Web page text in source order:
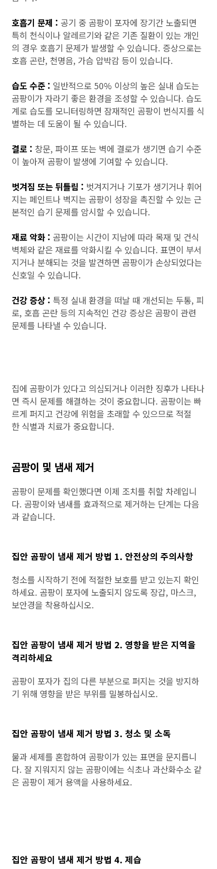
호흡기 문제 : 공기 중 곰팡이 포자에 장기간 노출되면
특히 천식이나 알레르기와 같은 기존 질환이 있는 개인
의 경우 호흡기 문제가 발생할 수 있습니다. 증상으로는
호흡 곤란, 천명음, 가슴 압박감 등이 있습니다.
습도 수준 : 일반적으로 50% 이상의 높은 실내 습도는
곰팡이가 자라기 좋은 환경을 조성할 수 있습니다. 습도
계로 습도를 모니터링하면 잠재적인 곰팡이 번식지를 식
별하는 데 도움이 될 수 있습니다.
결로 : 창문, 파이프 또는 벽에 결로가 생기면 습기 수준
이 높아져 곰팡이 발생에 기여할 수 있습니다.
벗겨짐 또는 뒤틀림 : 벗겨지거나 기포가 생기거나 휘어
지는 페인트나 벽지는 곰팡이 성장을 촉진할 수 있는 근
본적인 습기 문제를 암시할 수 있습니다.
재료 악화 : 곰팡이는 시간이 지남에 따라 목재 및 건식
벽체와 같은 재료를 악화시킬 수 있습니다. 표면이 부서
지거나 분해되는 것을 발견하면 곰팡이가 손상되었다는
신호일 수 있습니다.
건강 증상 : 특정 실내 환경을 떠날 때 개선되는 두통, 피
로, 호흡 곤란 등의 지속적인 건강 증상은 곰팡이 관련
문제를 나타낼 수 있습니다.
집에 곰팡이가 있다고 의심되거나 이러한 징후가 나타나
면 즉시 문제를 해결하는 것이 중요합니다. 곰팡이는 빠
르게 퍼지고 건강에 위험을 초래할 수 있으므로 적절
한 식별과 치료가 중요합니다.
곰팡이 및 냄새 제거
곰팡이 문제를 확인했다면 이제 조치를 취할 차례입니
다. 곰팡이와 냄새를 효과적으로 제거하는 단계는 다음
과 같습니다.
집안 곰팡이 냄새 제거 방법 1. 안전상의 주의사항
청소를 시작하기 전에 적절한 보호를 받고 있는지 확인
하세요. 곰팡이 포자에 노출되지 않도록 장갑, 마스크,
보안경을 착용하십시오.
집안 곰팡이 냄새 제거 방법 2. 영향을 받은 지역을
격리하세요
곰팡이 포자가 집의 다른 부분으로 퍼지는 것을 방지하
기 위해 영향을 받은 부위를 밀봉하십시오.
집안 곰팡이 냄새 제거 방법 3. 청소 및 소독
물과 세제를 혼합하여 곰팡이가 있는 표면을 문지릅니
다. 잘 지워지지 않는 곰팡이에는 식초나 과산화수소 같
은 곰팡이 제거 용액을 사용하세요.
집안 곰팡이 냄새 제거 방법 4. 제습